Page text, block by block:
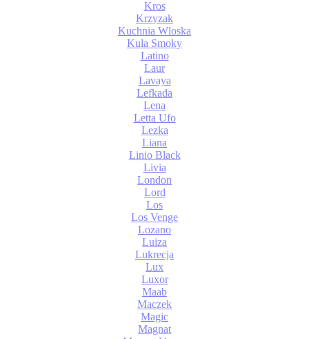
Kros
Krzyzak
Kuchnia Wloska
Kula Smoky
Latino
Laur
Lavaya
Lefkada
Lena
Letta Ufo
Lezka
Liana
Linio Black
Livia
London
Lord
Los
Los Venge
Lozano
Luiza
Lukrecja
Lux
Luxor
Maab
Maczek
Magic
Magnat